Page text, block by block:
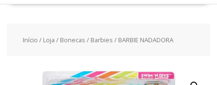
Início / Loja / Bonecas / Barbies / BARBIE NADADORA